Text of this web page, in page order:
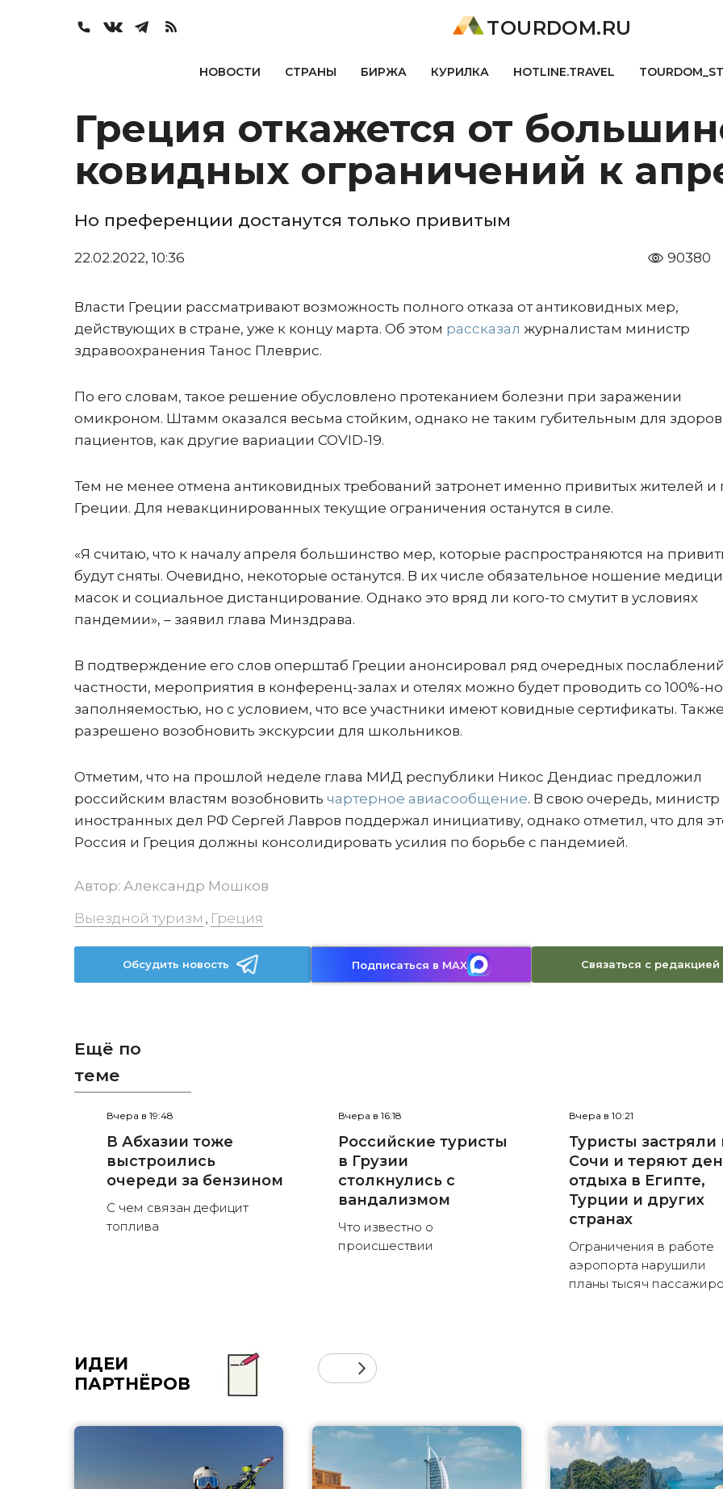
TOURDOM.RU
НОВОСТИ СТРАНЫ БИРЖА КУРИЛКА HOTLINE.TRAVEL
Греция откажется от
ковидных ограничений к
Но преференции достанутся только привитым
22.02.2022, 10:36 90380
Власти Греции рассматривают возможность полного отказа от антиковидных мер,
действующих в стране, уже к концу марта. Об этом рассказал журналистам министр
здравоохранения Танос Плеврис.
По его словам, такое решение обусловлено протеканием болезни при заражении
омикроном. Штамм оказался весьма стойким, однако не таким губительным для
пациентов, как другие вариации COVID-19.
Тем не менее отмена антиковидных требований затронет именно привитых жителей и
Греции. Для невакцинированных текущие ограничения останутся в силе.
«Я считаю, что к началу апреля большинство мер, которые распространяются на
будут сняты. Очевидно, некоторые останутся. В их числе обязательное ношение
масок и социальное дистанцирование. Однако это вряд ли кого-то смутит в условиях
пандемии», – заявил глава Минздрава.
В подтверждение его слов оперштаб Греции анонсировал ряд очередных
частности, мероприятия в конференц-залах и отелях можно будет проводить со 100%-
заполняемостью, но с условием, что все участники имеют ковидные сертификаты.
разрешено возобновить экскурсии для школьников.
Отметим, что на прошлой неделе глава МИД республики Никос Дендиас предложил
российским властям возобновить чартерное авиасообщение. В свою очередь, министр
иностранных дел РФ Сергей Лавров поддержал инициативу, однако отметил, что для
Россия и Греция должны консолидировать усилия по борьбе с пандемией.
Автор: Александр Мошков
Выездной туризм , Греция
Обсудить новость Подписаться в MAX Связаться с редакцией
Ещё по
теме
Вчера в 19:48
В Абхазии тоже
выстроились
очереди за бензином
С чем связан дефицит
топлива
Вчера в 16:18
Российские туристы
в Грузии
столкнулись с
вандализмом
Что известно о
происшествии
Вчера в 10:21
Туристы застряли
Сочи и теряют
отдыха в Египте,
Турции и других
странах
Ограничения в работе
аэропорта нарушили
планы тысяч
ИДЕИ
ПАРТНЁРОВ